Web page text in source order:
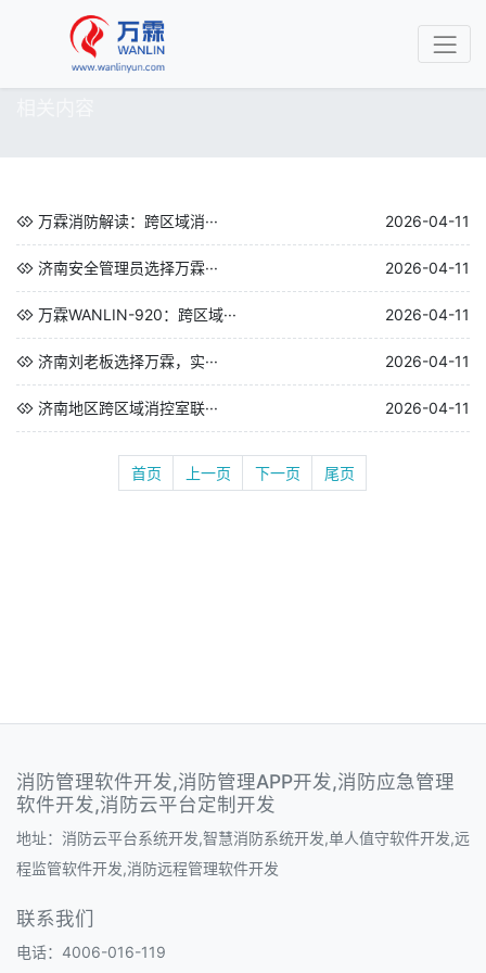
万霖消防解读：跨区域消··· 2026-04-11
济南安全管理员选择万霖··· 2026-04-11
万霖WANLIN-920：跨区域··· 2026-04-11
济南刘老板选择万霖，实··· 2026-04-11
济南地区跨区域消控室联··· 2026-04-11
首页 上一页 下一页 尾页
消防管理软件开发,消防管理APP开发,消防应急管理
软件开发,消防云平台定制开发
地址：消防云平台系统开发,智慧消防系统开发,单人值守软件开发,远
程监管软件开发,消防远程管理软件开发
联系我们
电话：4006-016-119